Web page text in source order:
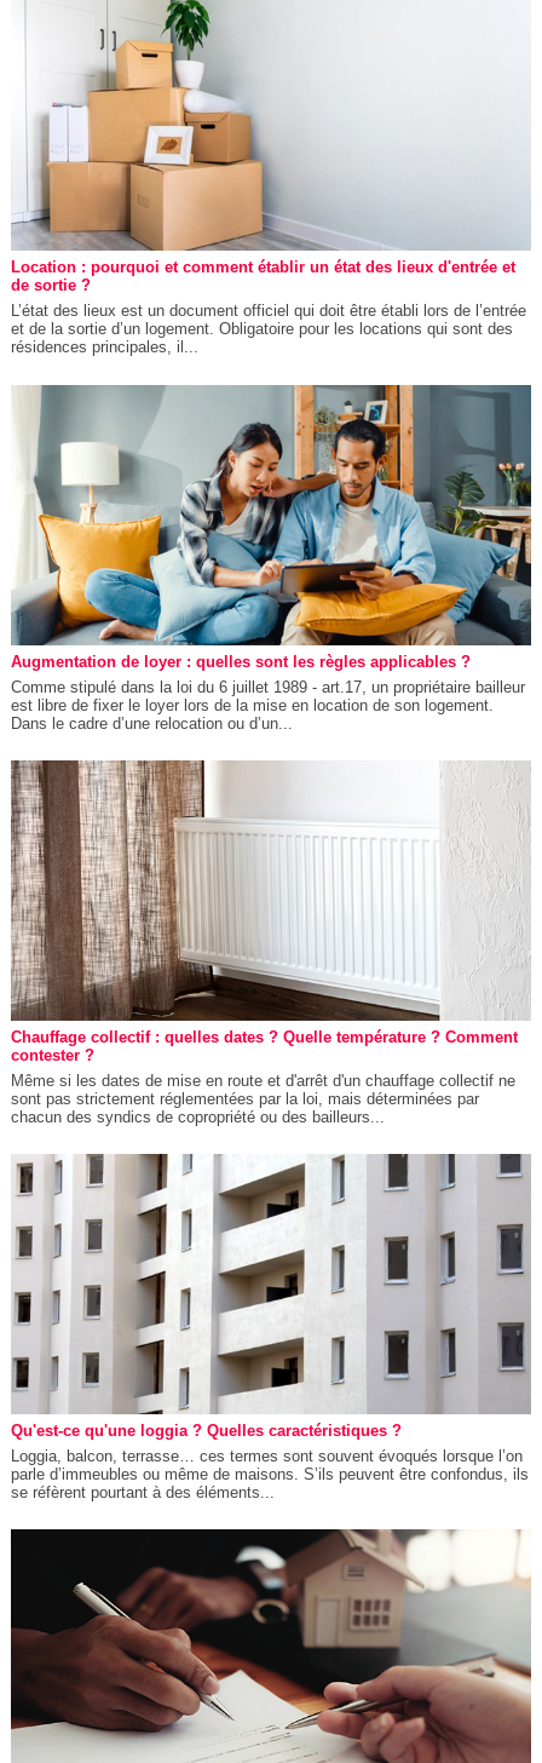
Location : pourquoi et comment établir un état des lieux d'entrée et
de sortie ?
L’état des lieux est un document officiel qui doit être établi lors de l’entrée
et de la sortie d’un logement. Obligatoire pour les locations qui sont des
résidences principales, il...
Augmentation de loyer : quelles sont les règles applicables ?
Comme stipulé dans la loi du 6 juillet 1989 - art.17, un propriétaire bailleur
est libre de fixer le loyer lors de la mise en location de son logement.
Dans le cadre d’une relocation ou d’un...
Chauffage collectif : quelles dates ? Quelle température ? Comment
contester ?
Même si les dates de mise en route et d'arrêt d'un chauffage collectif ne
sont pas strictement réglementées par la loi, mais déterminées par
chacun des syndics de copropriété ou des bailleurs...
Qu'est-ce qu'une loggia ? Quelles caractéristiques ?
Loggia, balcon, terrasse… ces termes sont souvent évoqués lorsque l’on
parle d’immeubles ou même de maisons. S’ils peuvent être confondus, ils
se réfèrent pourtant à des éléments...